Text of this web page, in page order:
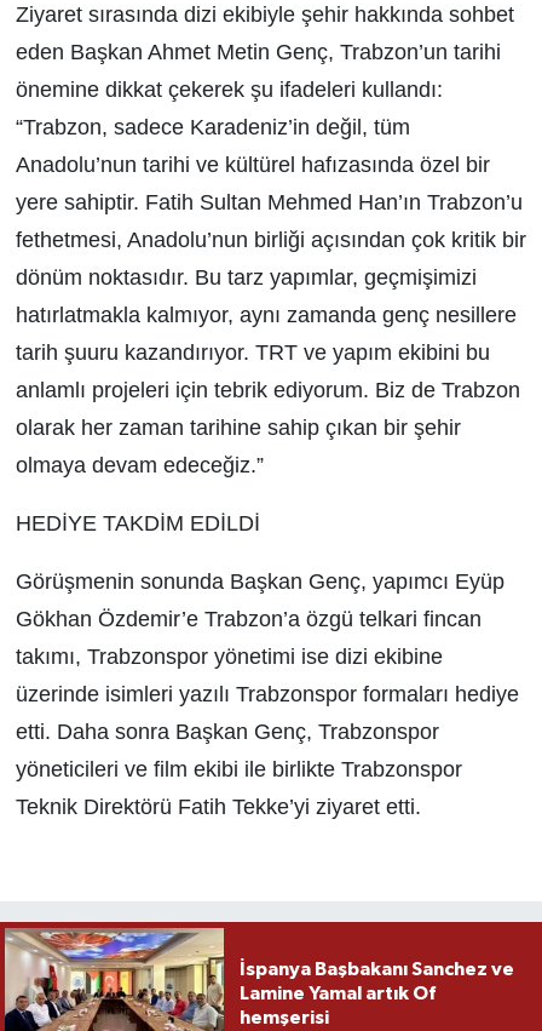
Ziyaret sırasında dizi ekibiyle şehir hakkında sohbet
eden Başkan Ahmet Metin Genç, Trabzon’un tarihi
önemine dikkat çekerek şu ifadeleri kullandı:
“Trabzon, sadece Karadeniz’in değil, tüm
Anadolu’nun tarihi ve kültürel hafızasında özel bir
yere sahiptir. Fatih Sultan Mehmed Han’ın Trabzon’u
fethetmesi, Anadolu’nun birliği açısından çok kritik bir
dönüm noktasıdır. Bu tarz yapımlar, geçmişimizi
hatırlatmakla kalmıyor, aynı zamanda genç nesillere
tarih şuuru kazandırıyor. TRT ve yapım ekibini bu
anlamlı projeleri için tebrik ediyorum. Biz de Trabzon
olarak her zaman tarihine sahip çıkan bir şehir
olmaya devam edeceğiz.”
HEDİYE TAKDİM EDİLDİ
Görüşmenin sonunda Başkan Genç, yapımcı Eyüp
Gökhan Özdemir’e Trabzon’a özgü telkari fincan
takımı, Trabzonspor yönetimi ise dizi ekibine
üzerinde isimleri yazılı Trabzonspor formaları hediye
etti. Daha sonra Başkan Genç, Trabzonspor
yöneticileri ve film ekibi ile birlikte Trabzonspor
Teknik Direktörü Fatih Tekke’yi ziyaret etti.
İspanya Başbakanı Sanchez ve
Lamine Yamal artık Of
hemşerisi